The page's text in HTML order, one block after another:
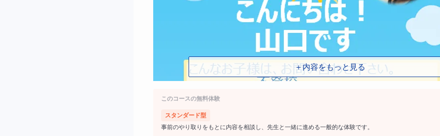
＋内容をもっと見る
このコースの無料体験
スタンダード型
事前のやり取りをもとに内容を相談し、先生と一緒に進める一般的な体験です。